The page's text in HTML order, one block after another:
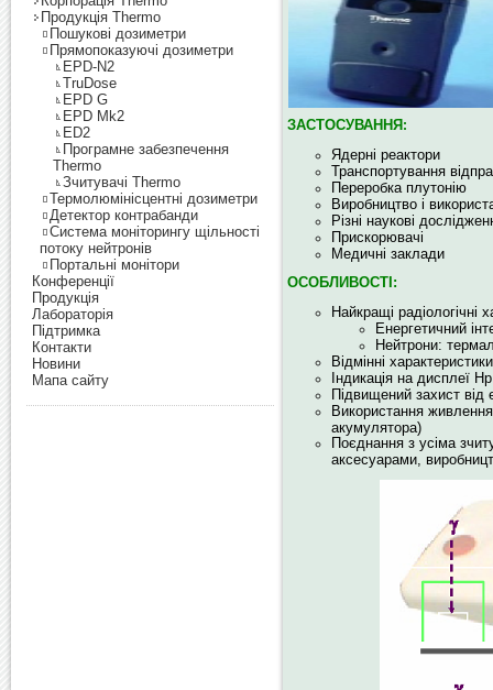
Продукція Thermo
Пошукові дозиметри
Прямопоказуючі дозиметри
EPD-N2
TruDose
EPD G
EPD Mk2
ED2
Програмне забезпечення
Thermo
Зчитувачі Thermo
Термолюмінісцентні дозиметри
Детектор контрабанди
Система моніторингу щільності
потоку нейтронів
Портальні монітори
Конференції
Продукція
Лабораторія
Підтримка
Контакти
Новини
Мапа сайту
ЗАСТОСУВАННЯ :
Ядерні реактори
Транспортування
Переробка плутонію
Виробництво і
Різні наукові
Прискорювачі
Медичні заклади
ОСОБЛИВОСТІ:
Найкращі радіологічні
Енергетичний
Нейтрони:
Відмінні
Індикація на дисплеї
Підвищений захист від
Використання
акумулятора)
Поєднання з усіма
аксесуарами,